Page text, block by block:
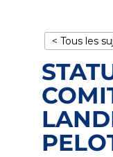
< Tous les